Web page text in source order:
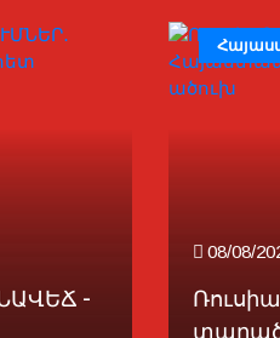
-
08/08/